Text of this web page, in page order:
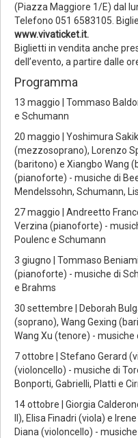
(Piazza Maggiore 1/E) dal
Telefono 051 6583105.
www.vivaticket.it.
Biglietti in vendita anche
dell’evento, a partire dalle
Programma
13 maggio | Tommaso
e Schumann
20 maggio | Yoshimura
(mezzosoprano), Lorenzo
(baritono) e Xiangbo Wang
(pianoforte) - musiche di
Mendelssohn, Schumann,
27 maggio | Andreetto
Verzina (pianoforte) -
Poulenc e Schumann
3 giugno | Tommaso
(pianoforte) - musiche di
e Brahms
30 settembre | Deborah
(soprano), Wang Gexing
Wang Xu (tenore) - musiche
7 ottobre | Stefano Gerard
(violoncello) - musiche di
Bonporti, Gabrielli, Platti e
14 ottobre | Giorgia
II), Elisa Finadri (viola) e Irene
Diana (violoncello) -